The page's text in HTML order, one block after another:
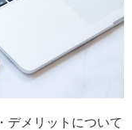
デメリットについて